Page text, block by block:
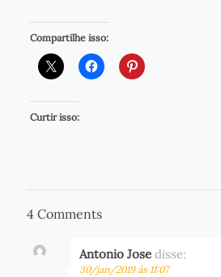
Compartilhe isso:
Curtir isso:
4 Comments
Antonio Jose disse:
30/jan/2019 às 11:07